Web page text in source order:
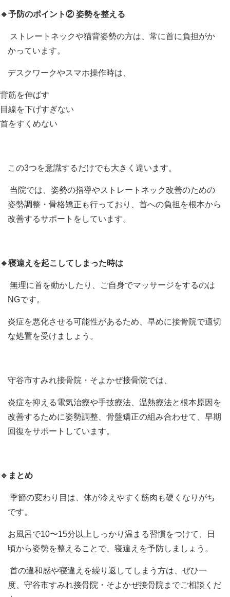
🔹予防のポイント②姿勢を整える
ストレートネックや猫背姿勢の方は、常に首に負担がか
かっています。
デスクワークやスマホ操作時は、
背筋を伸ばす
目線を下げすぎない
首をすくめない
この3つを意識するだけでも大きく違います。
当院では、姿勢の指導やストレートネック改善のための
姿勢調整・骨格矯正も行っており、首への負担を根本から
改善するサポートをしています。
🔹寝違えを起こしてしまった時は
無理に首を動かしたり、ご自身でマッサージをするのは
NGです。
炎症を悪化させる可能性があるため、早めに接骨院で適切
な処置を受けましょう。
守谷市すみれ接骨院・そよかぜ接骨院では、
炎症を抑える電気治療や手技療法、温熱療法と根本原因を
改善するために姿勢調整、骨盤矯正の組み合わせて、早期
回復をサポートしています。
🔹まとめ
季節の変わり目は、体が冷えやすく筋肉も硬くなりがち
です。
お風呂で10〜15分以上しっかり温まる習慣をつけて、日
頃から姿勢を整えることで、寝違えを予防しましょう。
首の違和感や寝違えを繰り返してしまう方は、ぜひ一
度、守谷市すみれ接骨院・そよかぜ接骨院までご相談くだ